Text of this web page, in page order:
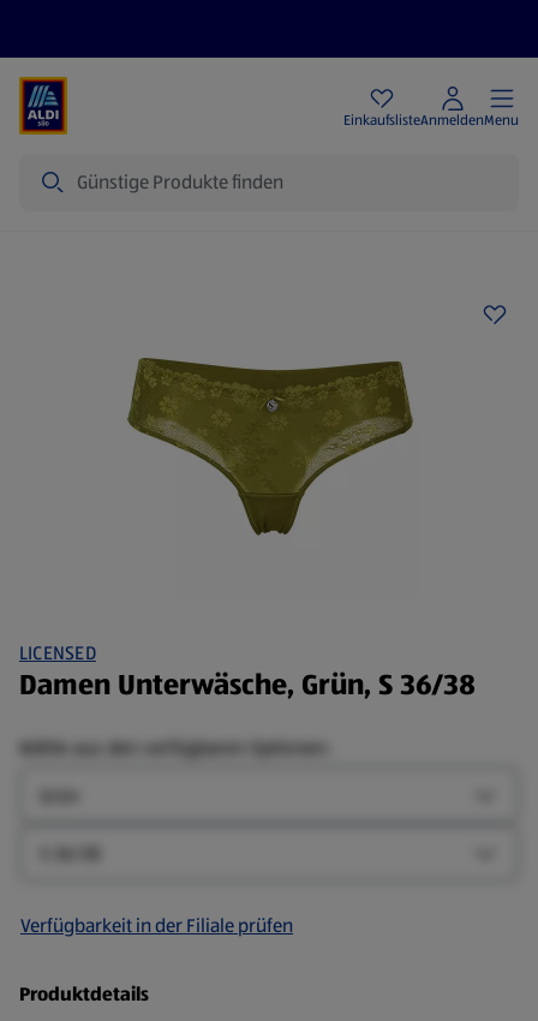
EinkaufslisteAnmeldenMenu
LICENSED
Damen Unterwäsche, Grün, S 36/38
Wähle aus den verfügbaren Optionen:
Verfügbarkeit in der Filiale prüfen
Produktdetails